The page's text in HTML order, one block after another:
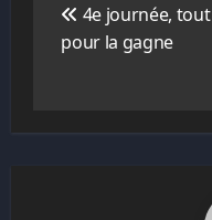
l’article
4e journée, tout
pour la gagne